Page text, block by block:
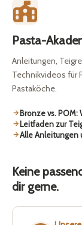
Pasta-
Anleitungen,
Technikvideos für
Pastaköche.
Bronze vs. POM:
Leitfaden zur
Alle Anleitungen
Keine
dir gerne.